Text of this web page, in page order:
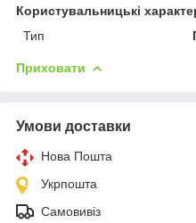
Користувальницькі
Тип
Приховати
Умови доставки
Нова Пошта
Укрпошта
Самовивіз